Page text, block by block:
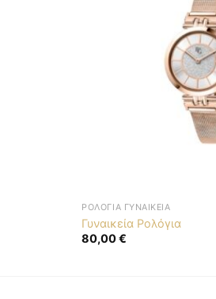
ΡΟΛΌΓΙΑ ΓΥΝΑΙΚΕΊΑ
Γυναικεία Ρολόγια
80,00€